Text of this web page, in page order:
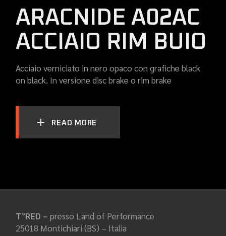
ARACNIDE A02AC
ACCIAIO RIM BUIO
Acciaio verniciato in nero opaco con grafiche black
on black. In versione disc brake o rim brake
READ MORE
T°RED –presso Land of Performance
25018 Montichiari (BS) – Italia